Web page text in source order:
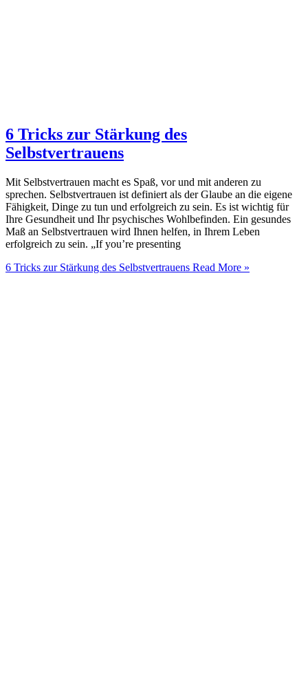
6 Tricks zur Stärkung des
Selbstvertrauens
Mit Selbstvertrauen macht es Spaß, vor und mit anderen zu
sprechen. Selbstvertrauen ist definiert als der Glaube an die eigene
Fähigkeit, Dinge zu tun und erfolgreich zu sein. Es ist wichtig für
Ihre Gesundheit und Ihr psychisches Wohlbefinden. Ein gesundes
Maß an Selbstvertrauen wird Ihnen helfen, in Ihrem Leben
erfolgreich zu sein. „If you’re presenting
6 Tricks zur Stärkung des Selbstvertrauens Read More »